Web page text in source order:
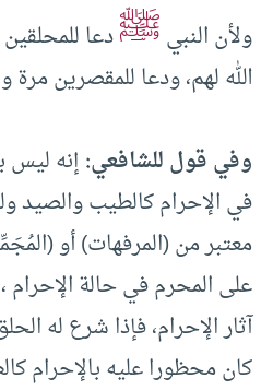
ولأن النبيﷺدعا
الله لهم، ودعا للمقصرين مرة
وفي قول للشافعي:إنه ليس
في الإحرام كالطيب والصيد
معتبر من (المرفهات) أو
على المحرم في حالة
آثار الإحرام، فإذا شرع له
كان محظورا عليه بالإحرام